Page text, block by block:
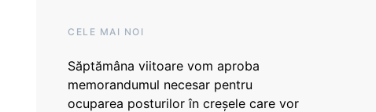
CELE MAI NOI
Săptămâna viitoare vom aproba
memorandumul necesar pentru
ocuparea posturilor în creșele care vor